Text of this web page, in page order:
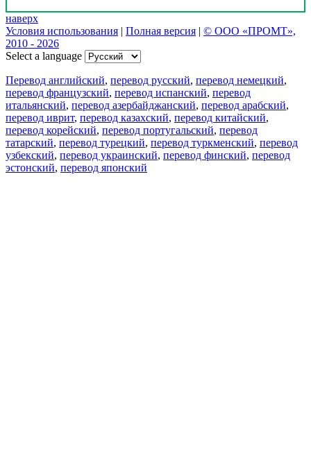
наверх
Условия использования | Полная версия | © ООО «ПРОМТ»,
2010 - 2026
Select a language
Перевод английский, перевод русский, перевод немецкий,
перевод французский, перевод испанский, перевод
итальянский, перевод азербайджанский, перевод арабский,
перевод иврит, перевод казахский, перевод китайский,
перевод корейский, перевод португальский, перевод
татарский, перевод турецкий, перевод туркменский, перевод
узбекский, перевод украинский, перевод финский, перевод
эстонский, перевод японский